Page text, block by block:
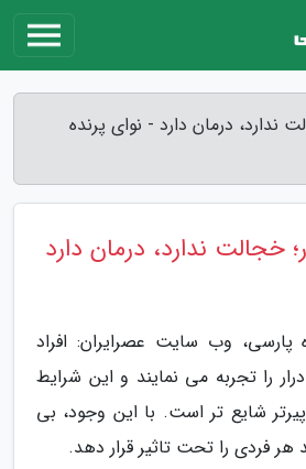
ندارد، درمان دارد - نوای پرنده
خجالت ندارد، درمان دارد
پارسی، وب سایت عصرایران: افراد
را تجربه می نمایند و این شرایط
ساله یا پیرتر شایع تر است. با این وجود، بی
هر فردی را تحت تاثیر قرار دهد.